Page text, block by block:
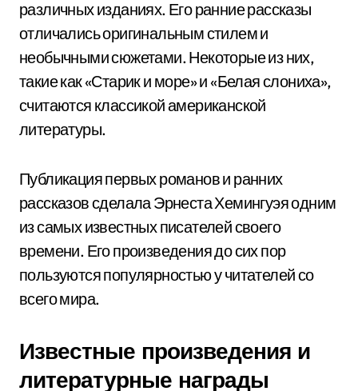
различных изданиях. Его ранние рассказы
отличались оригинальным стилем и
необычными сюжетами. Некоторые из них,
такие как «Старик и море» и «Белая слониха»,
считаются классикой американской
литературы.
Публикация первых романов и ранних
рассказов сделала Эрнеста Хемингуэя одним
из самых известных писателей своего
времени. Его произведения до сих пор
пользуются популярностью у читателей со
всего мира.
Известные произведения и
литературные награды